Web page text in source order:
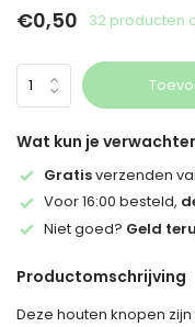
€0,50 32 producten
Wat kun je
Gratisverzenden
Voor 16:00 besteld,
Niet goed? Geld
Productomschrijving
Deze houten knopen